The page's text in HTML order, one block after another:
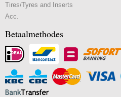
Tires/Tyres and Inserts
Acc.
Betaalmethodes